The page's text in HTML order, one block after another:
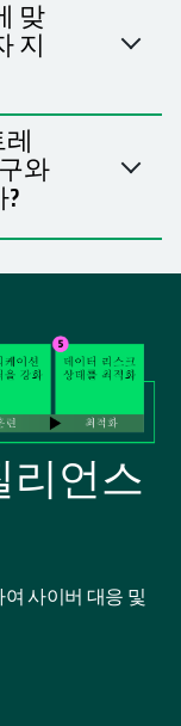
맞
지
와
리언스
사이버 대응 및